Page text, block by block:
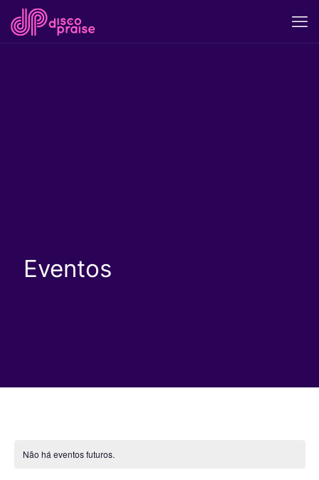
Eventos
Não há eventos futuros.